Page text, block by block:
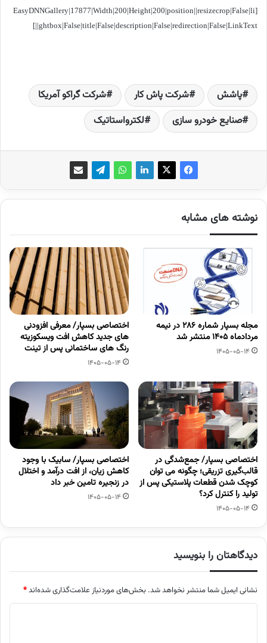
[EasyDNNGallery|17877|Width|200|Height|200|position||resizecrop|False|li
ghtbox|False|title|False|description|False|redirection|False|LinkText||]
پاشش شرکت پاش کار
شرکت گراکو آمریکا
صنایع خودرو سازی
لکترواستاتیک
نوشته های مشابه
مجله بسپار شماره 286 در نیمه
مردادماه 1405 منتشر شد
1405-05-14
اختصاصی بسپار/ معرفی افزودنی
های جدید کاهش افت ویسکوزیته
رنگ های ساختمانی پس از تینت
1405-05-14
اختصاصی بسپار/ جمع‌شدگی در
قالب‌گیری تزریقی؛ چگونه می توان
کوچک شدن قطعات پلاستیکی پس از
تولید را کنترل کرد؟
1405-05-14
اختصاصی بسپار/ سابیک با وجود
کاهش زیان، از افت درآمد و اختلال
در زنجیره تامین خبر داد
1405-05-14
دیدگاهتان را بنویسید
نشانی ایمیل شما منتشر نخواهد شد. بخش‌های موردنیاز علامت‌گذاری شده‌اند*